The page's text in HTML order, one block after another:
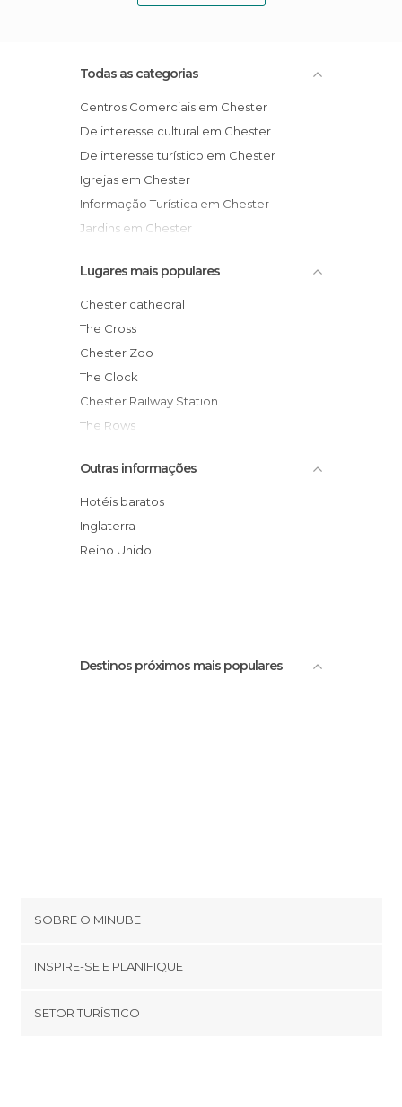
Todas as categorias
Centros Comerciais em Chester
De interesse cultural em Chester
De interesse turístico em Chester
Igrejas em Chester
Informação Turística em Chester
Jardins em Chester
Monumentos Históricos em Chester
Rios em Chester
Ruas em Chester
Lugares mais populares
Chester cathedral
The Cross
Chester Zoo
The Clock
Chester Railway Station
The Rows
Commercial center Rows
New Gate
King Charles Tower
Queen's Park Bridge
Outras informações
Hotéis baratos
Inglaterra
Reino Unido
Destinos próximos mais populares
SOBRE O MINUBE
Términos e Condições
INSPIRE-SE E PLANIFIQUE
footer@item_discovertips_anchor
SETOR TURÍSTICO